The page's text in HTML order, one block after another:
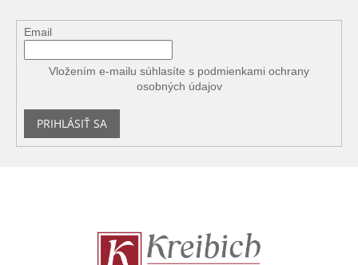
y
p
i
s
Email
Vložením e-mailu súhlasíte s podmienkami ochrany
osobných údajov
PRIHLÁSIŤ SA